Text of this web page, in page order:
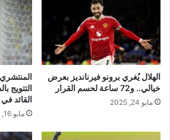
الهلال يُغري برونو فيرنانديز بعرض
خيالي.. و72 ساعة لحسم القرار
مايو 24, 2025
التتويج
القائد في
مايو 16, 2025